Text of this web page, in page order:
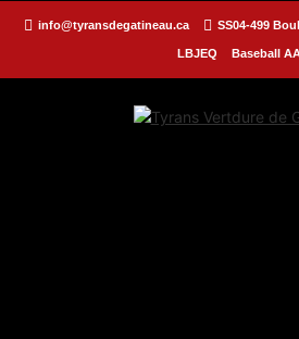
info@tyransdegatineau.ca SS04-499
LBJEQ Baseball